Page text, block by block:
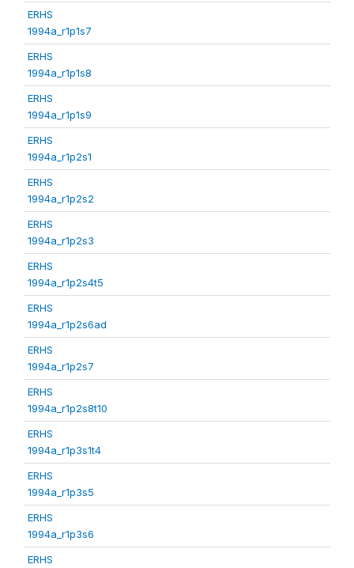
ERHS
1994a_r1p1s7
ERHS
1994a_r1p1s8
ERHS
1994a_r1p1s9
ERHS
1994a_r1p2s1
ERHS
1994a_r1p2s2
ERHS
1994a_r1p2s3
ERHS
1994a_r1p2s4t5
ERHS
1994a_r1p2s6ad
ERHS
1994a_r1p2s7
ERHS
1994a_r1p2s8t10
ERHS
1994a_r1p3s1t4
ERHS
1994a_r1p3s5
ERHS
1994a_r1p3s6
ERHS